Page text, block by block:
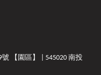
【園區】 | 545020 南投